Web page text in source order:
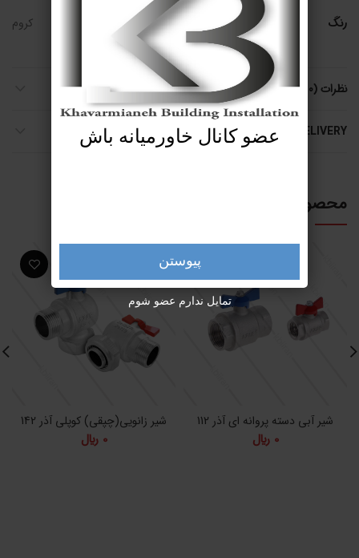
رنگ کروم
نظرات (0)
SHIPPING & DELIVERY
محصولات مرتبط
شیر آبی دسته پروانه ای آذر 112
0 ﷼
شیر زانویی(چپقی) کوپلی آذر 142
0 ﷼
عضو کانال خاورمیانه باش
پیوستن
تمایل ندارم عضو شوم